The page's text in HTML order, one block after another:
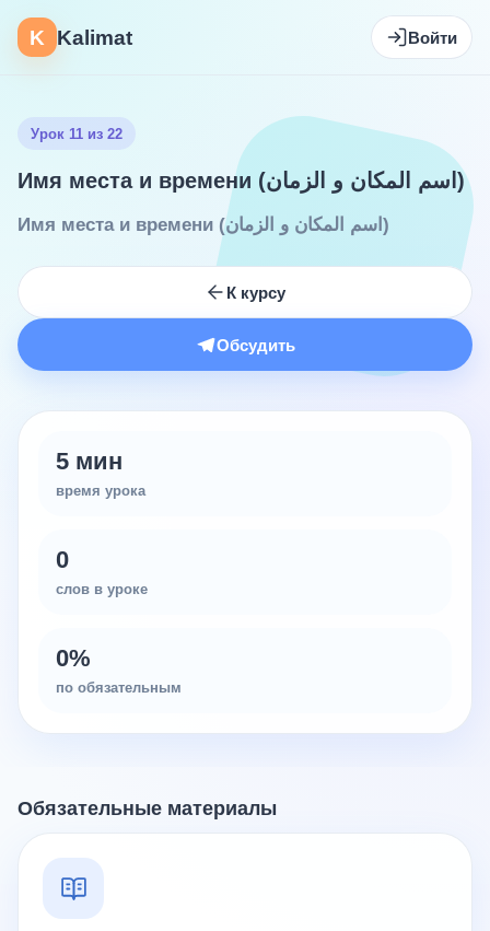
K Kalimat Войти
Урок 11 из 22
Имя места и времени (اسم المكان و الزمان)
Имя места и времени (اسم المكان و الزمان)
К курсу
Обсудить
5 мин
время урока
0
слов в уроке
0%
по обязательным
Обязательные материалы